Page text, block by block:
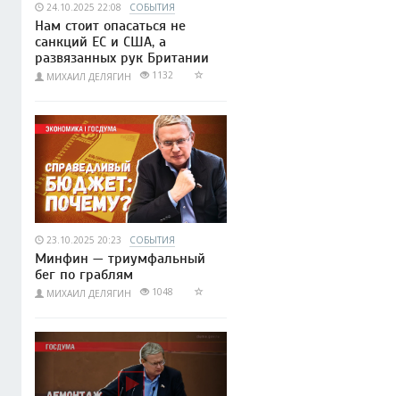
24.10.2025 22:08 СОБЫТИЯ
Нам стоит опасаться не
санкций ЕС и США, а
развязанных рук Британии
МИХАИЛ ДЕЛЯГИН 1132
23.10.2025 20:23 СОБЫТИЯ
Минфин — триумфальный
бег по граблям
МИХАИЛ ДЕЛЯГИН 1048